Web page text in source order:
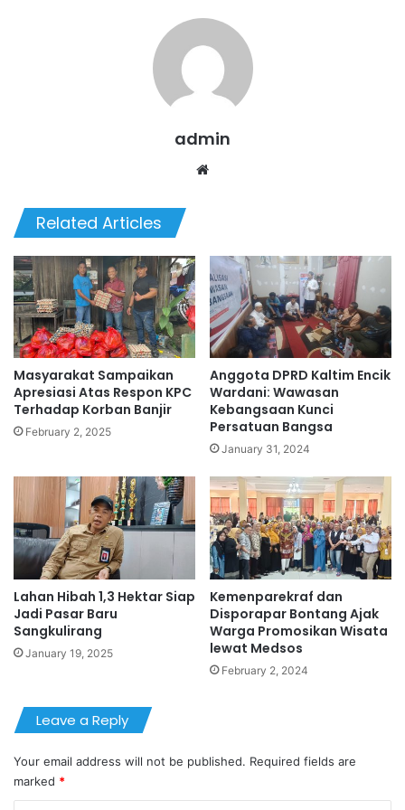
admin
Related Articles
Masyarakat Sampaikan
Apresiasi Atas Respon KPC
Terhadap Korban Banjir
February 2, 2025
Anggota DPRD Kaltim Encik
Wardani: Wawasan
Kebangsaan Kunci
Persatuan Bangsa
January 31, 2024
Lahan Hibah 1,3 Hektar Siap
Jadi Pasar Baru
Sangkulirang
January 19, 2025
Kemenparekraf dan
Disporapar Bontang Ajak
Warga Promosikan Wisata
lewat Medsos
February 2, 2024
Leave a Reply
Your email address will not be published. Required fields are
marked *